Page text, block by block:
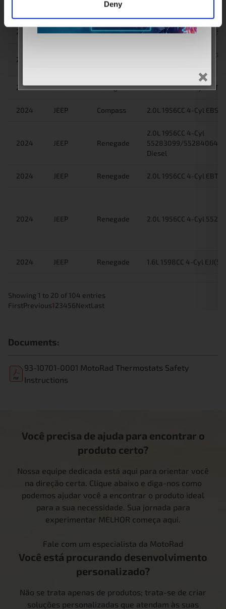
Deny
2025 JEEP Renegade 1.6L 1598CC 4-Cyl
2025
1.6L 1598CC 4-Cyl
2024 JEEP Renegade 2.0L 1956CC 4-Cyl
2024 JEEP Compass 2.0L 1956CC 4-Cyl
2024 JEEP Renegade
2.0L 1956CC 4-Cyl
55283099/55284064/
Diesel
2024 JEEP Renegade 2.0L 1956CC 4-Cyl
2024 JEEP Renegade 2.0L 1956CC 4-Cyl
2024 JEEP Renegade 1.6L 1598CC 4-Cyl
Showing 1 to 20 of 104 entries
FirstPrevious123456NextLast
Documents:
93-10701-0001 MotoRad Thermostats Safety
Instructions
Você precisa de ajuda para encontrar o
produto certo?
Nossa equipe dedicada está aqui para orientar você
na direção certa. Clique abaixo e diga-nos como
podemos ajudar você a encontrar o produto ideal
para a sua necessidade. Sua jornada para
experimentar MELHOR começa aqui.
Fale com um especialista da MotoRad
Você está procurando desenvolvimento
personalizado?
Não se trata apenas de produtos; trata-se de criar
soluções personalizadas que atendam às suas